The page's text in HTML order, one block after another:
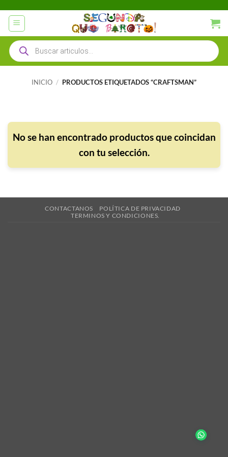
contenido
Búsqueda
de
productos
INICIO / PRODUCTOS ETIQUETADOS “CRAFTSMAN”
No se han encontrado productos que coincidan
con tu selección.
CONTACTANOS
POLÍTICA DE PRIVACIDAD
TERMINOS Y CONDICIONES.